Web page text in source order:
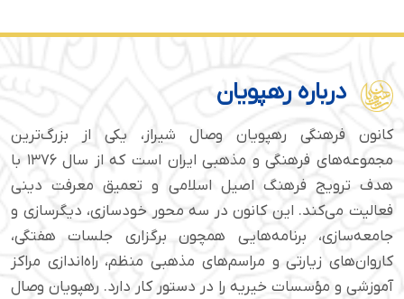
درباره رهپویان
کانون فرهنگی رهپویان وصال شیراز، یکی از بزرگ‌ترین
مجموعه‌های فرهنگی و مذهبی ایران است که از سال ۱۳۷۶ با
هدف ترویج فرهنگ اصیل اسلامی و تعمیق معرفت دینی
فعالیت می‌کند. این کانون در سه محور خودسازی، دیگرسازی و
جامعه‌سازی، برنامه‌هایی همچون برگزاری جلسات هفتگی،
کاروان‌های زیارتی و مراسم‌های مذهبی منظم، راه‌اندازی مراکز
آموزشی و مؤسسات خیریه را در دستور کار دارد. رهپویان وصال